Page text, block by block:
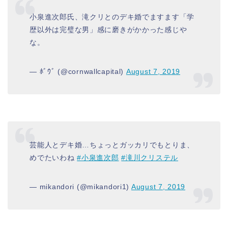
小泉進次郎氏、滝クリとのデキ婚でますます「学
歴以外は完璧な男」感に磨きがかかった感じや
な。
— ﾎﾞｳﾞ (@cornwallcapital) August 7, 2019
芸能人とデキ婚…ちょっとガッカリでもとりま、
めでたいわね#小泉進次郎 #滝川クリステル
— mikandori (@mikandori1) August 7, 2019